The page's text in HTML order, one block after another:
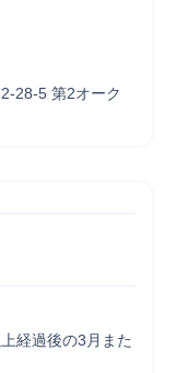
28-5 第2オーク
経過後の3⽉また